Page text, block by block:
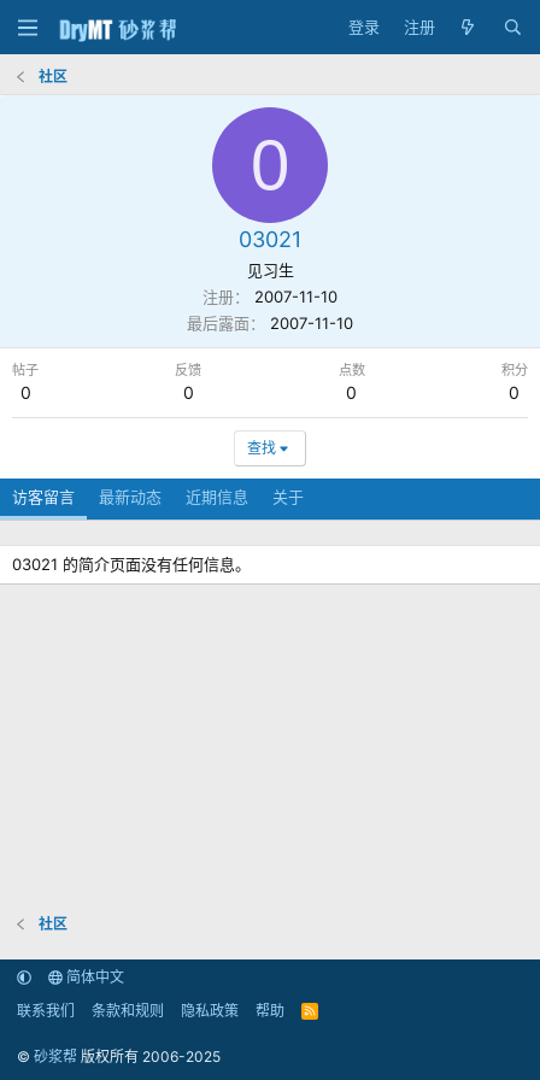
登录 注册
社区
0
03021
见习生
注册
2007-11-10
最后露面
2007-11-10
帖子
0
反馈
0
点数
0
积分
0
查找
访客留言 最新动态 近期信息 关于
03021 的简介页面没有任何信息。
社区
简体中文
联系我们
条款和规则 隐私政策 帮助
R
© 砂浆帮 版权所有 2006-2025